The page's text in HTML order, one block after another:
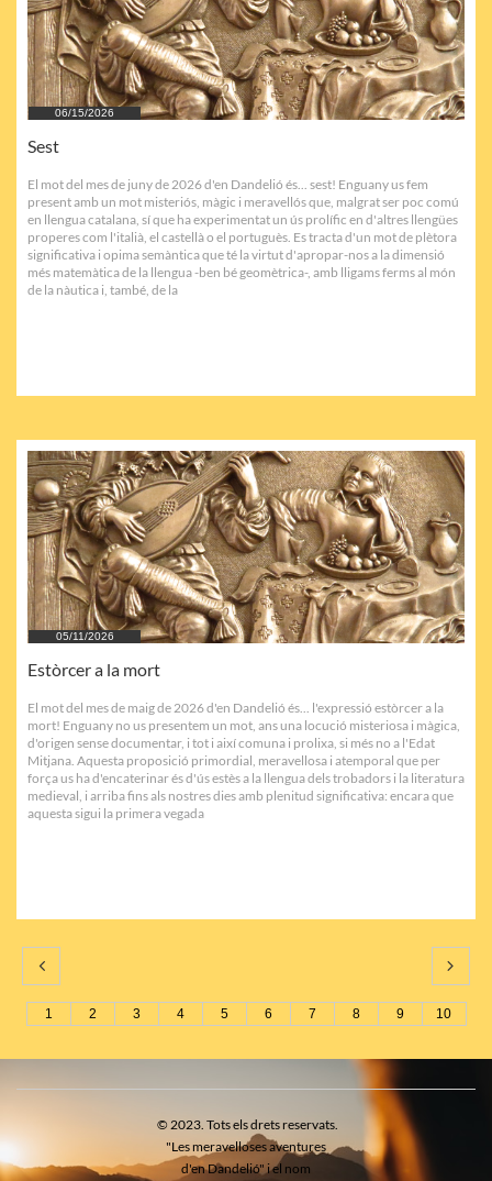
Sest
El mot del mes de juny de 2026 d'en Dandelió és... sest! Enguany us fem
present amb un mot misteriós, màgic i meravellós que, malgrat ser poc comú
en llengua catalana, sí que ha experimentat un ús prolífic en d'altres llengües
properes com l'italià, el castellà o el portuguès. Es tracta d'un mot de plètora
significativa i opima semàntica que té la virtut d'apropar-nos a la dimensió
més matemàtica de la llengua -ben bé geomètrica-, amb lligams ferms al món
de la nàutica i, també, de la
06/15/2026
Estòrcer a la mort
El mot del mes de maig de 2026 d'en Dandelió és... l'expressió estòrcer a la
mort! Enguany no us presentem un mot, ans una locució misteriosa i màgica,
d'origen sense documentar, i tot i així comuna i prolixa, si més no a l'Edat
Mitjana. Aquesta proposició primordial, meravellosa i atemporal que per
força us ha d'encaterinar és d'ús estès a la llengua dels trobadors i la literatura
medieval, i arriba fins als nostres dies amb plenitud significativa: encara que
aquesta sigui la primera vegada
05/11/2026
 
1 2 3 4 5 6 7 8 9 10
© 2023. Tots els drets reservats.
"Les meravelloses aventures
d'en Dandelió" i el nom